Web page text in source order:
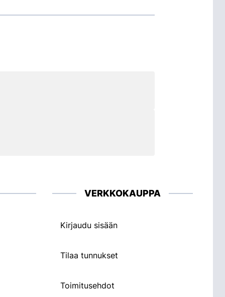
VERKKOKAUPPA
Kirjaudu sisään
Tilaa tunnukset
Toimitusehdot